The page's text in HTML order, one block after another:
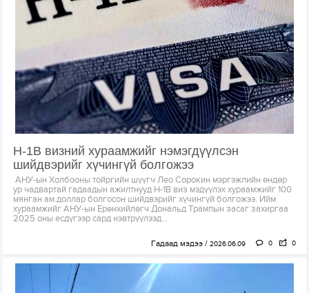
H-1B визний хураамжийг нэмэгдүүлсэн
шийдвэрийг хүчингүй болгожээ
АНУ-ын Холбооны тойргийн шүүгч Лео Сорокин мэргэжлийн өндөр
ур чадвартай гадаадын ажилтнууд H-1B виз мэдүүлэх хураамжийг 100
мянган ам.доллар болгосон шийдвэрийг хүчингүй болгожээ. Ийм
хураамжийг АНУ-ын Ерөнхийлөгч Дональд Трампын засаг захиргаа
2025 оны есдүгээр сард нэвтрүүлээд...
Гадаад мэдээ 2026.06.09 0 0